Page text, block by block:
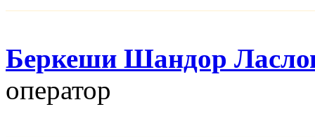
Беркеши Шандор
оператор